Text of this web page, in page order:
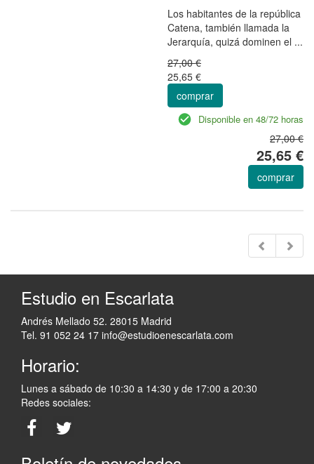
Los habitantes de la república
Catena, también llamada la
Jerarquía, quizá dominen el ...
27,00 €
25,65 €
comprar
Disponible en 48/72 horas
27,00 €
25,65 €
comprar
Estudio en Escarlata
Andrés Mellado 52. 28015 Madrid
Tel. 91 052 24 17 info@estudioenescarlata.com
Horario:
Lunes a sábado de 10:30 a 14:30 y de 17:00 a 20:30
Redes sociales: